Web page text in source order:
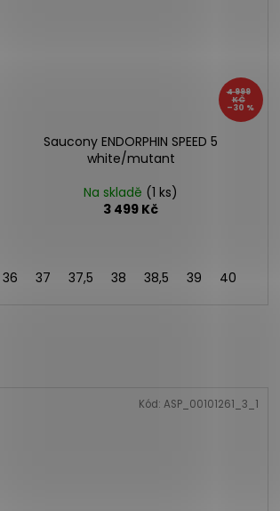
4 999
KČ
–30 %
Saucony ENDORPHIN SPEED 5
white/mutant
Na skladě (1 ks)
3 499 Kč
36 37 37,5 38 38,5 39 40
Kód: ASP_00101261_3_1